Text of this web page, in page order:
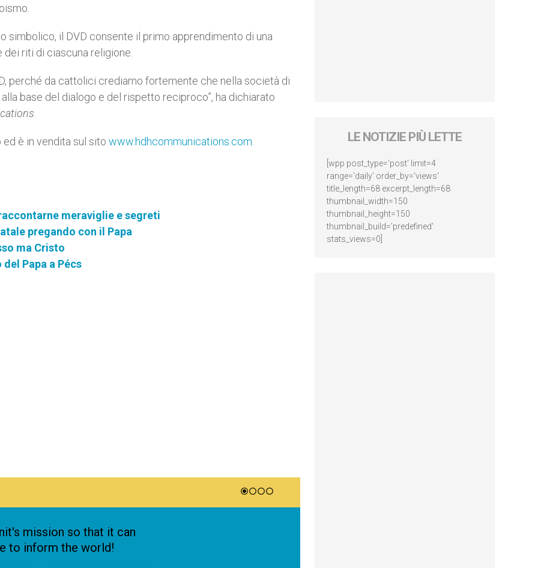
simbolico, il DVD consente il primo apprendimento di una
riti di ciascuna religione.
perché da cattolici crediamo fortemente che nella società di
base del dialogo e del rispetto reciproco”, ha dichiarato
ed è in vendita sul sito www.hdhcommunications.com
meraviglie e segreti
pregando con il Papa
ma Cristo
Papa a Pécs
LE NOTIZIE PIÙ LETTE
[wpp post_type='post' limit=4
range='daily' order_by='views'
title_length=68 excerpt_length=68
thumbnail_width=150
thumbnail_height=150
thumbnail_build='predefined'
stats_views=0]